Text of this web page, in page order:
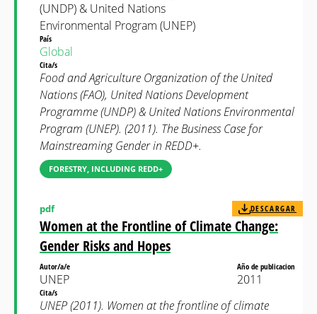
(UNDP) & United Nations
Environmental Program (UNEP)
País
Global
Cita/s
Food and Agriculture Organization of the United
Nations (FAO), United Nations Development
Programme (UNDP) & United Nations Environmental
Program (UNEP). (2011). The Business Case for
Mainstreaming Gender in REDD+.
FORESTRY, INCLUDING REDD+
Women at the Frontline of Climate Change:
Gender Risks and Hopes
pdf DESCARGAR
Autor/a/e
UNEP
Año de publicacion
2011
Cita/s
UNEP (2011). Women at the frontline of climate